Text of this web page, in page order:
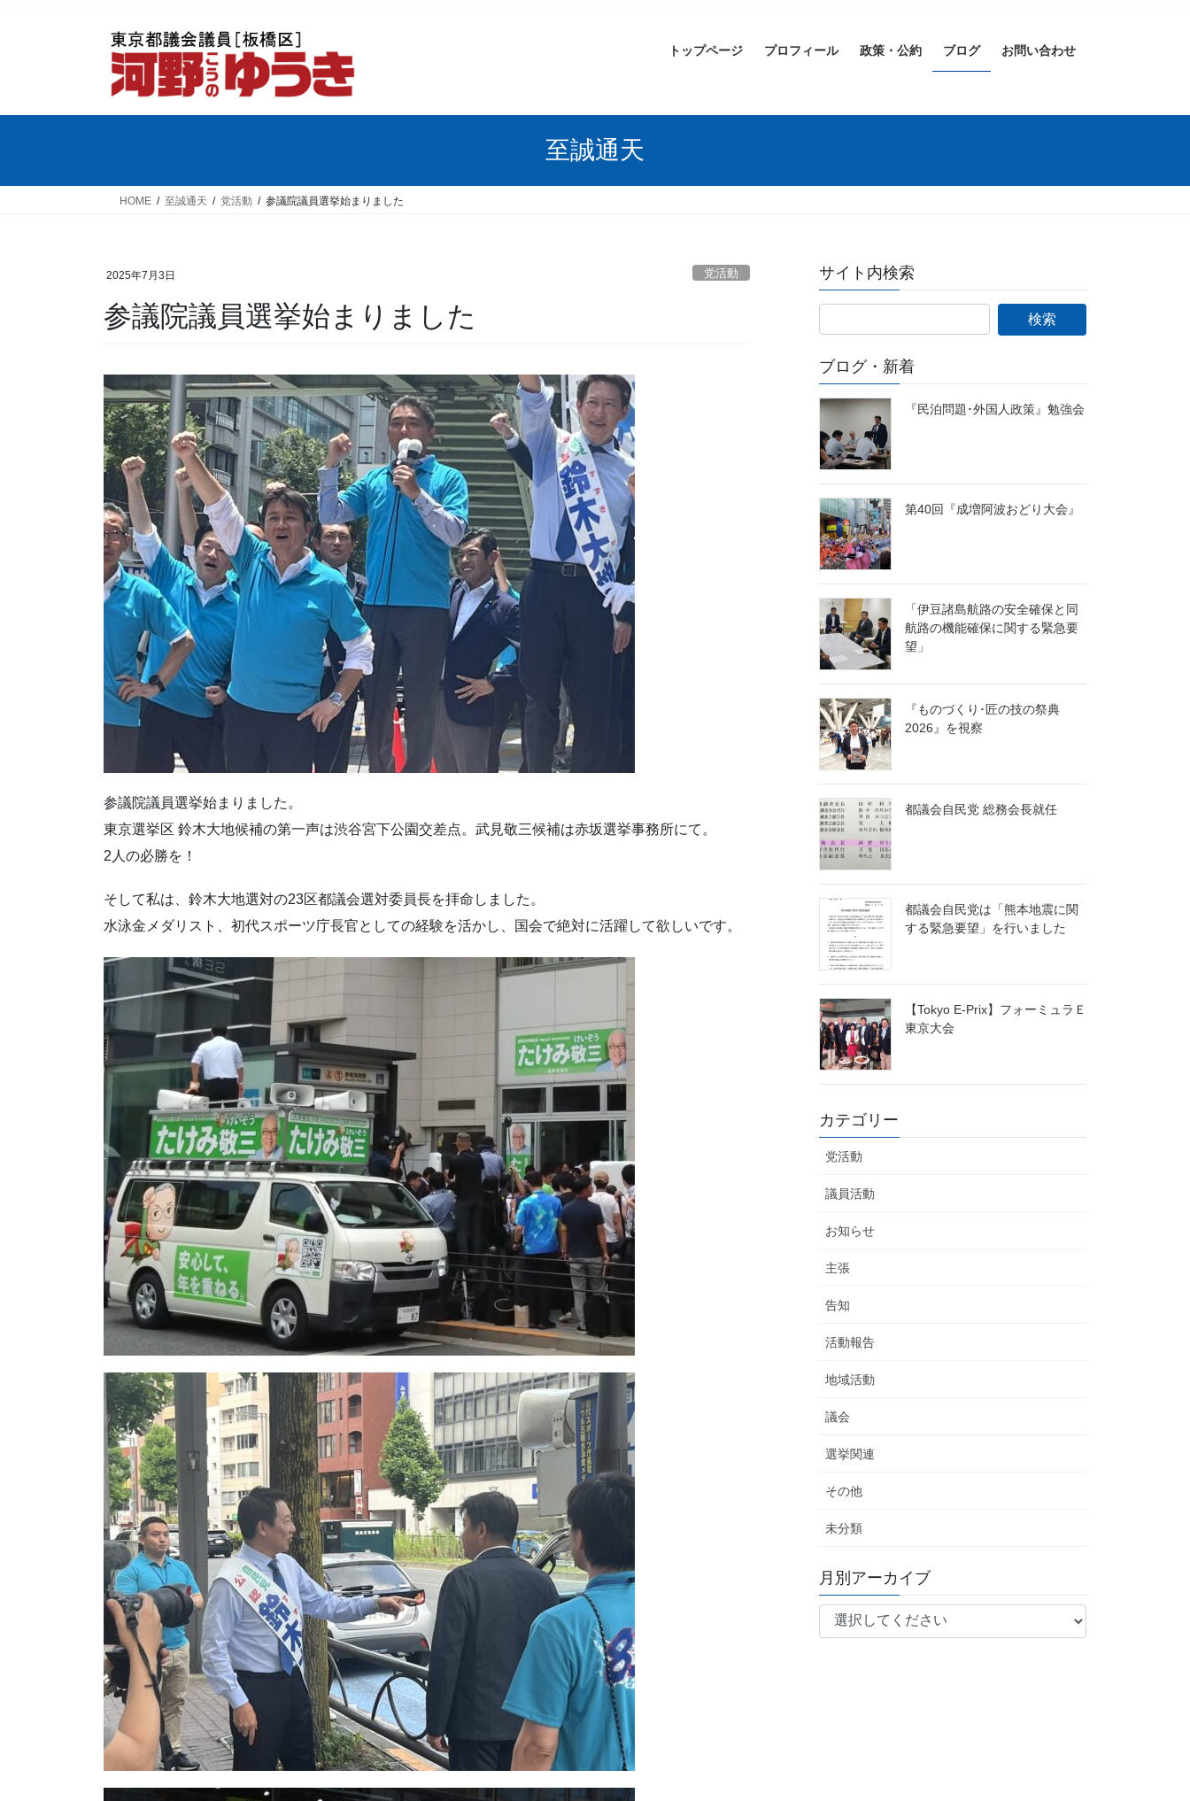
へ
ョ
トップページ プロフィール 政策・公約 ブログ お問い合わせ
至誠通天
HOME 至誠通天 党活動 参議院議員選挙始まりました
2025年7月3日 党活動
参議院議員選挙始まりました
参議院議員選挙始まりました。
東京選挙区 鈴木大地候補の第一声は渋谷宮下公園交差点。武見敬三候補は赤坂選挙事務所にて。
2人の必勝を！
そして私は、鈴木大地選対の23区都議会選対委員長を拝命しました。
水泳金メダリスト、初代スポーツ庁長官としての経験を活かし、国会で絶対に活躍して欲しいです。
サイト内検索
ブログ・新着
『民泊問題･外国人政策』勉強会
第40回『成増阿波おどり大会』
「伊豆諸島航路の安全確保と同
航路の機能確保に関する緊急要
望」
『ものづくり･匠の技の祭典
2026』を視察
都議会自民党 総務会長就任
都議会自民党は「熊本地震に関
する緊急要望」を行いました
【Tokyo E-Prix】フォーミュラＥ
東京大会
カテゴリー
党活動
議員活動
お知らせ
主張
告知
活動報告
地域活動
議会
選挙関連
その他
未分類
月別アーカイブ